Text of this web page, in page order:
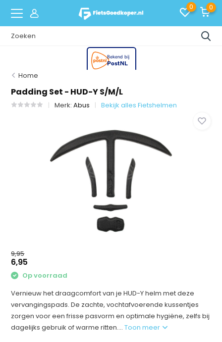
0 0
Home
Padding Set - HUD-Y S/M/L
Merk:Abus Bekijk alles Fietshelmen
9,95
6,95
Op voorraad
Vernieuw het draagcomfort van je HUD-Y helm met deze
vervangingspads. De zachte, vochtafvoerende kussentjes
zorgen voor een frisse pasvorm en optimale hygiëne, zelfs bij
dagelijks gebruik of warme ritten....Toon meer